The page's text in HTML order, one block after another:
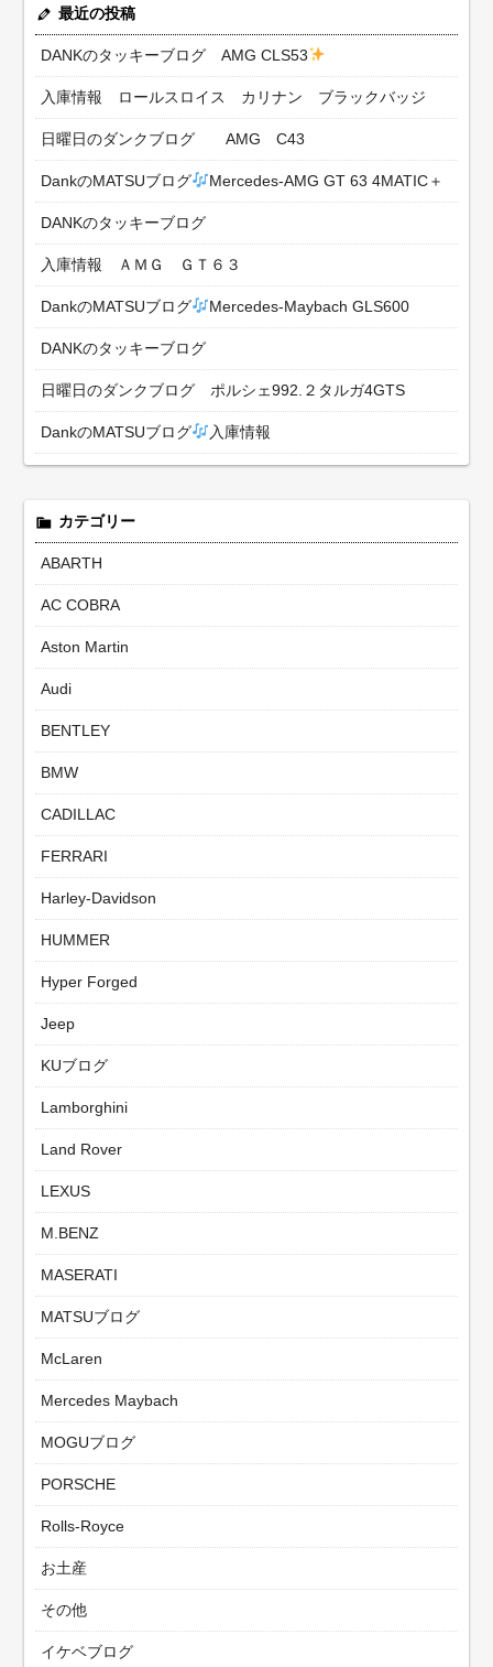
最近の投稿
DANKのタッキーブログ AMG CLS53
入庫情報 ロールスロイス カリナン ブラックバッジ
日曜日のダンクブログ AMG C43
DankのMATSUブログ Mercedes-AMG GT 63 4MATIC＋
DANKのタッキーブログ
入庫情報 ＡＭＧ ＧＴ６３
DankのMATSUブログ Mercedes-Maybach GLS600
DANKのタッキーブログ
日曜日のダンクブログ ポルシェ992.２タルガ4GTS
DankのMATSUブログ 入庫情報
カテゴリー
ABARTH
AC COBRA
Aston Martin
Audi
BENTLEY
BMW
CADILLAC
FERRARI
Harley-Davidson
HUMMER
Hyper Forged
Jeep
KUブログ
Lamborghini
Land Rover
LEXUS
M.BENZ
MASERATI
MATSUブログ
McLaren
Mercedes Maybach
MOGUブログ
PORSCHE
Rolls-Royce
お土産
その他
イケベブログ